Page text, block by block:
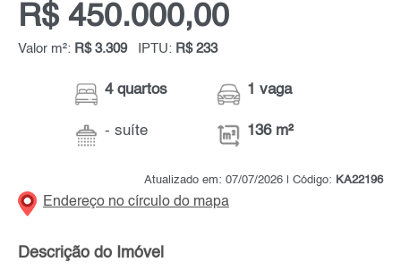
R$ 450.000,00
Valor m²: R$ 3.309 IPTU: R$ 233
4 quartos
- suíte
1 vaga
136 m²
Atualizado em: 07/07/2026 | Código: KA22196
Endereço no círculo do mapa
Descrição do Imóvel